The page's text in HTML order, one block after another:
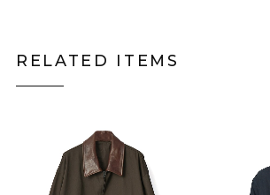
RELATED ITEMS